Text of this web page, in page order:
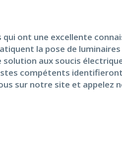
ont une excellente
la pose de luminaires
aux soucis
compétents
sur notre site et appelez